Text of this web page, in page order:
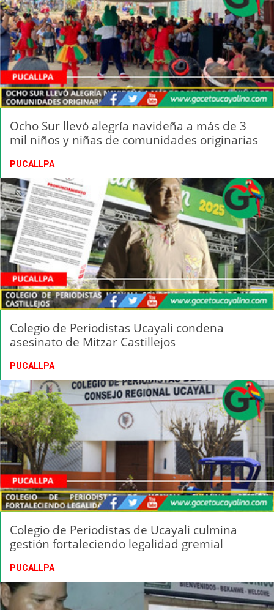
Ocho Sur llevó alegría navideña a más de 3
mil niños y niñas de comunidades originarias
PUCALLPA
Colegio de Periodistas Ucayali condena
asesinato de Mitzar Castillejos
PUCALLPA
Colegio de Periodistas de Ucayali culmina
gestión fortaleciendo legalidad gremial
PUCALLPA